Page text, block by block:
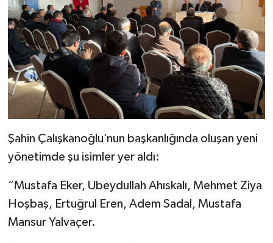
Şahin Çalışkanoğlu’nun başkanlığında oluşan yeni
yönetimde şu isimler yer aldı:
“Mustafa Eker, Ubeydullah Ahıskalı, Mehmet Ziya
Hoşbaş, Ertuğrul Eren, Adem Sadal, Mustafa
Mansur Yalvaçer.